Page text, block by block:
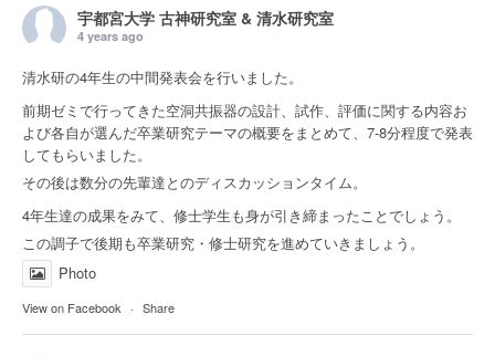
宇都宮大学 古神研究室 & 清水研究室
4 years ago
清水研の4年生の中間発表会を行いました。
前期ゼミで行ってきた空洞共振器の設計、試作、評価に関する内容お
よび各自が選んだ卒業研究テーマの概要をまとめて、7-8分程度で発表
してもらいました。
その後は数分の先輩達とのディスカッションタイム。
4年生達の成果をみて、修士学生も身が引き締まったことでしょう。
この調子で後期も卒業研究・修士研究を進めていきましょう。
Photo
View on Facebook · Share